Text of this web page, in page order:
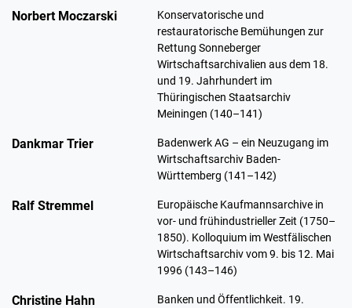
Norbert Moczarski
Konservatorische und
restauratorische Bemühungen zur
Rettung Sonneberger
Wirtschaftsarchivalien aus dem 18.
und 19. Jahrhundert im
Thüringischen Staatsarchiv
Meiningen (140–141)
Dankmar Trier
Badenwerk AG – ein Neuzugang im
Wirtschaftsarchiv Baden-
Württemberg (141–142)
Ralf Stremmel
Europäische Kaufmannsarchive in
vor- und frühindustrieller Zeit (1750–
1850). Kolloquium im Westfälischen
Wirtschaftsarchiv vom 9. bis 12. Mai
1996 (143–146)
Christine Hahn
Banken und Öffentlichkeit. 19.